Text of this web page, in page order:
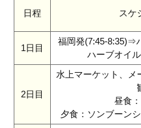
日程 スケ
1日目
福岡発(7:45-8:35)⇒
ハーブオイ
2日目
水上マーケット、メ
昼食
夕食：ソンブーン